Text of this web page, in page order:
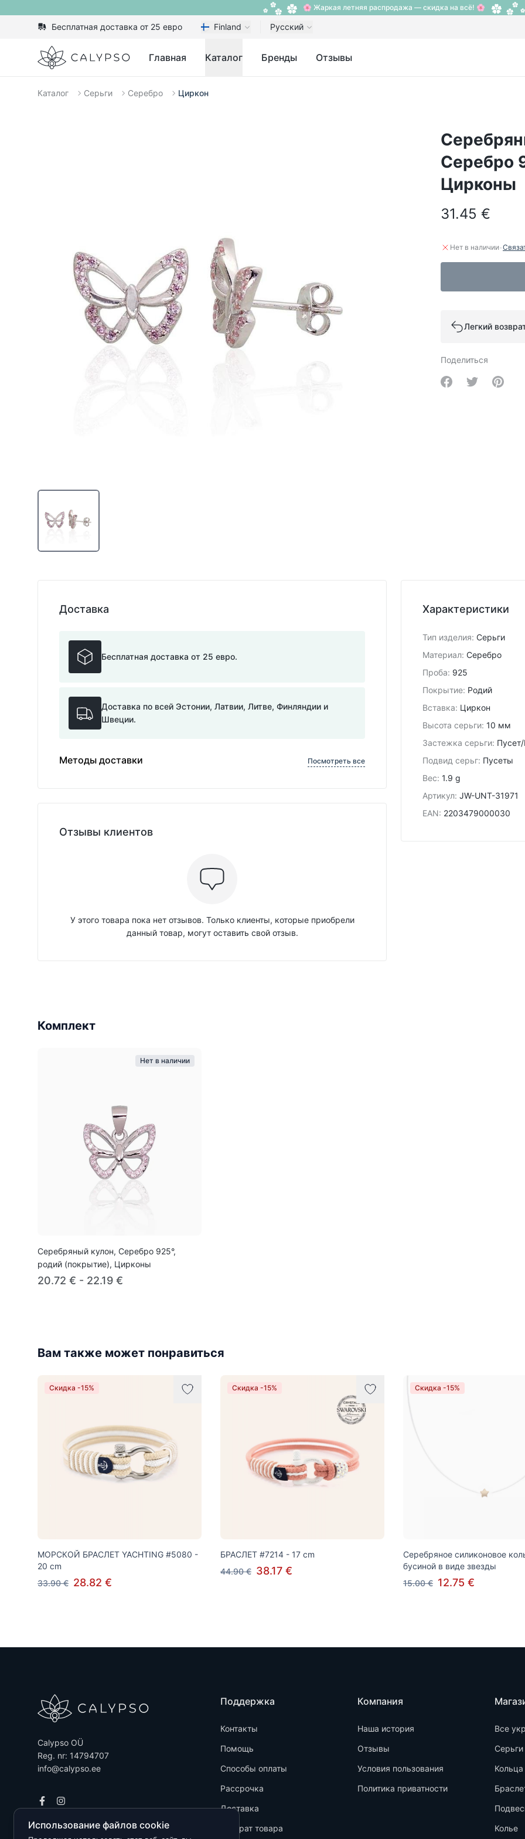
🌸 Жаркая летняя распродажа — скидка на всё! 🌸
Бесплатная доставка от 25 евро Finland Русский
Calypso Главная Каталог Бренды Отзывы
Каталог Серьги Серебро Циркон
Серебро
Цирконы
31.45 €
Нет в наличии·
Легкий
Поделиться
Share onShare onShare
Характеристики
Тип изделия: Серьги
Материал: Серебро
Проба: 925
Покрытие: Родий
Вставка: Циркон
Высота серьги: 10 мм
Застежка серьги:
Подвид cерьг: Пусеты
Вес: 1.9 g
Артикул: JW-UNT-31971
EAN: 2203479000030
Доставка
Бесплатная доставка от 25 евро.
Доставка по всей Эстонии, Латвии, Литве, Финляндии и
Швеции.
Методы доставки Посмотреть все
Отзывы клиентов
У этого товара пока нет отзывов. Только клиенты, которые приобрели
данный товар, могут оставить свой отзыв.
Комплект
Нет в наличии
Серебряный кулон, Серебро 925°,
родий (покрытие), Цирконы
20.72 € - 22.19 €
Вам также может понравиться
Скидка -15%
МОРСКОЙ БРАСЛЕТ YACHTING #5080 -
20 cm
33.90 € 28.82 €
Скидка -15%
БРАСЛЕТ #7214 - 17 cm
44.90 € 38.17 €
Скидка -15%
Серебряное силиконовое
бусиной в виде звезды
15.00 € 12.75 €
Calypso OÜ
Reg. nr: 14794707
info@calypso.ee
Поддержка
Контакты
Помощь
Способы оплаты
Рассрочка
Доставка
Возврат товара
Компания
Наша история
Отзывы
Условия пользования
Политика приватности
Все
Серьги
Кольца
Колье
Использование файлов cookie